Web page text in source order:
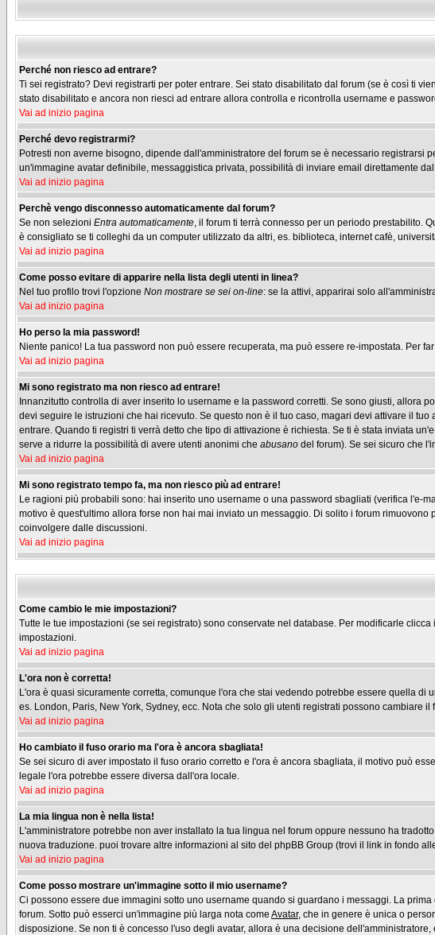
Perché non riesco ad entrare?
Ti sei registrato? Devi registrarti per poter entrare. Sei stato disabilitato dal forum (se è così ti
stato disabilitato e ancora non riesci ad entrare allora controlla e ricontrolla username e
Vai ad inizio pagina
Perché devo registrarmi?
Potresti non averne bisogno, dipende dall'amministratore del forum se è necessario
un'immagine avatar definibile, messaggistica privata, possibilità di inviare email direttamente
Vai ad inizio pagina
Perchè vengo disconnesso automaticamente dal forum?
Se non selezioni Entra automaticamente, il forum ti terrà connesso per un periodo prestabilito.
è consigliato se ti colleghi da un computer utilizzato da altri, es. biblioteca, internet cafè,
Vai ad inizio pagina
Come posso evitare di apparire nella lista degli utenti in linea?
Nel tuo profilo trovi l'opzione Non mostrare se sei on-line: se la attivi, apparirai solo
Vai ad inizio pagina
Ho perso la mia password!
Niente panico! La tua password non può essere recuperata, ma può essere re-impostata. Per
Vai ad inizio pagina
Mi sono registrato ma non riesco ad entrare!
Innanzitutto controlla di aver inserito lo username e la password corretti. Se sono giusti, allora
devi seguire le istruzioni che hai ricevuto. Se questo non è il tuo caso, magari devi attivare il
entrare. Quando ti registri ti verrà detto che tipo di attivazione è richiesta. Se ti è stata inviata
serve a ridurre la possibilità di avere utenti anonimi che abusano del forum). Se sei sicuro che
Vai ad inizio pagina
Mi sono registrato tempo fa, ma non riesco più ad entrare!
Le ragioni più probabili sono: hai inserito uno username o una password sbagliati (verifica l'e-
motivo è quest'ultimo allora forse non hai mai inviato un messaggio. Di solito i forum
coinvolgere dalle discussioni.
Vai ad inizio pagina
Come cambio le mie impostazioni?
Tutte le tue impostazioni (se sei registrato) sono conservate nel database. Per modificarle clicca
impostazioni.
Vai ad inizio pagina
L'ora non è corretta!
L'ora è quasi sicuramente corretta, comunque l'ora che stai vedendo potrebbe essere quella
es. London, Paris, New York, Sydney, ecc. Nota che solo gli utenti registrati possono cambiare
Vai ad inizio pagina
Ho cambiato il fuso orario ma l'ora è ancora sbagliata!
Se sei sicuro di aver impostato il fuso orario corretto e l'ora è ancora sbagliata, il motivo può
legale l'ora potrebbe essere diversa dall'ora locale.
Vai ad inizio pagina
La mia lingua non è nella lista!
L'amministratore potrebbe non aver installato la tua lingua nel forum oppure nessuno ha
nuova traduzione. puoi trovare altre informazioni al sito del phpBB Group (trovi il link in fondo
Vai ad inizio pagina
Come posso mostrare un'immagine sotto il mio username?
Ci possono essere due immagini sotto uno username quando si guardano i messaggi. La
forum. Sotto può esserci un'immagine più larga nota come Avatar, che in genere è unica o
disposizione. Se non ti è concesso l'uso degli avatar, allora è una decisione